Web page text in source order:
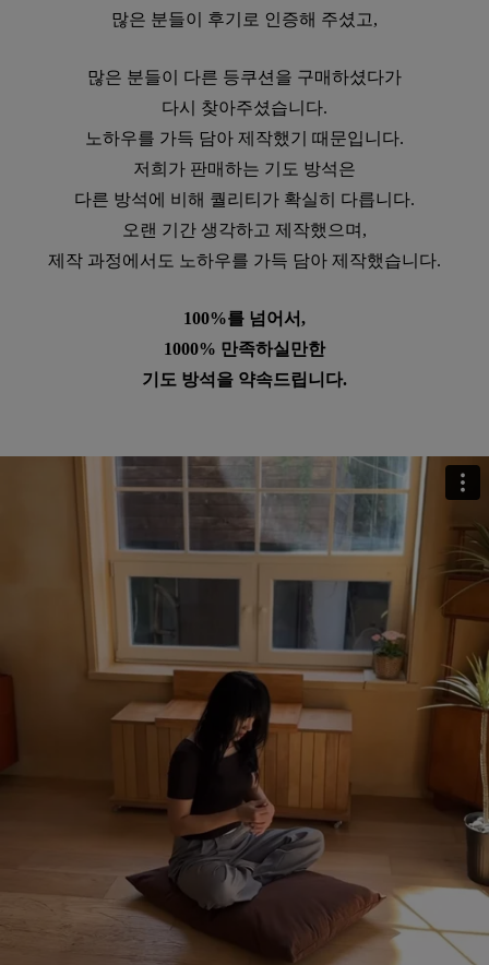
많은 분들이 후기로 인증해 주셨고,
많은 분들이 다른 등쿠션을 구매하셨다가
다시 찾아주셨습니다.
노하우를 가득 담아 제작했기 때문입니다.
저희가 판매하는 기도 방석은
다른 방석에 비해 퀄리티가 확실히 다릅니다.
오랜 기간 생각하고 제작했으며,
제작 과정에서도 노하우를 가득 담아 제작했습니다.
100%를 넘어서,
1000% 만족하실만한
기도 방석을 약속드립니다.